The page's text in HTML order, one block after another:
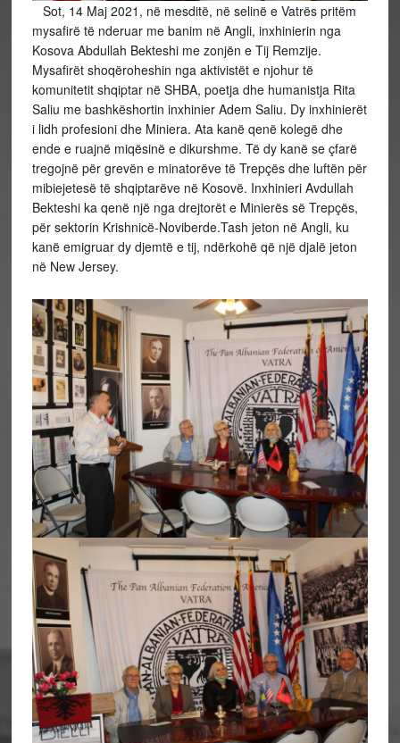
Sot, 14 Maj 2021, në mesditë, në selinë e Vatrës pritëm
mysafirë të nderuar me banim në Angli, inxhinierin nga
Kosova Abdullah Bekteshi me zonjën e Tij Remzije.
Mysafirët shoqëroheshin nga aktivistët e njohur të
komunitetit shqiptar në SHBA, poetja dhe humanistja Rita
Saliu me bashkëshortin inxhinier Adem Saliu. Dy inxhinierët
i lidh profesioni dhe Miniera. Ata kanë qenë kolegë dhe
ende e ruajnë miqësinë e dikurshme. Të dy kanë se çfarë
tregojnë për grevën e minatorëve të Trepçës dhe luftën për
mibiejetesë të shqiptarëve në Kosovë. Inxhinieri Avdullah
Bekteshi ka qenë një nga drejtorët e Minierës së Trepçës,
për sektorin Krishnicë-Noviberde.Tash jeton në Angli, ku
kanë emigruar dy djemtë e tij, ndërkohë që një djalë jeton
në New Jersey.